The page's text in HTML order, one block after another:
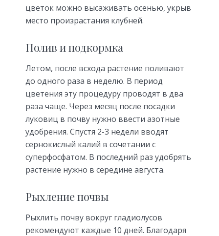
цветок можно высаживать осенью, укрыв
место произрастания клубней.
Полив и подкормка
Летом, после всхода растение поливают
до одного раза в неделю. В период
цветения эту процедуру проводят в два
раза чаще. Через месяц после посадки
луковиц в почву нужно ввести азотные
удобрения. Спустя 2-3 недели вводят
сернокислый калий в сочетании с
суперфосфатом. В последний раз удобрять
растение нужно в середине августа.
Рыхление почвы
Рыхлить почву вокруг гладиолусов
рекомендуют каждые 10 дней. Благодаря